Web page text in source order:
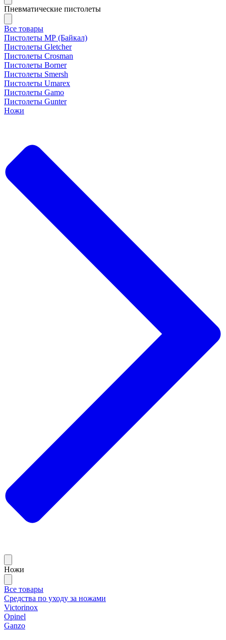
Пневматические пистолеты
Все товары
Пистолеты МР (Байкал)
Пистолеты Gletcher
Пистолеты Crosman
Пистолеты Borner
Пистолеты Smersh
Пистолеты Umarex
Пистолеты Gamo
Пистолеты Gunter
Ножи
Ножи
Все товары
Средства по уходу за ножами
Victorinox
Opinel
Ganzo